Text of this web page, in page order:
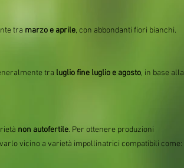
tra marzo e aprile, con abbondanti fiori bianchi.
tra luglio fine luglio e agosto, in base alla
non autofertile. Per ottenere produzioni
vicino a varietà impollinatrici compatibili come: